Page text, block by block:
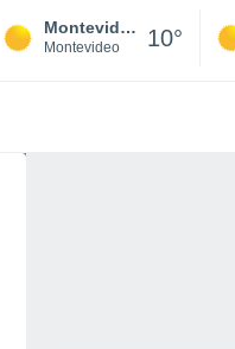
Montevideo
Montevideo 10°